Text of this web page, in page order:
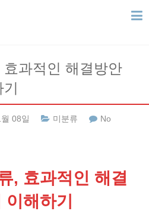
과적인 해결방안
08일 미분류
No
, 효과적인 해결
이해하기